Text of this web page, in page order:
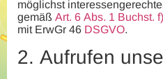
möglichst
gemäß Art. 6 Abs. 1 Buchst.
mit ErwGr 46 DSGVO.
2. Aufrufen